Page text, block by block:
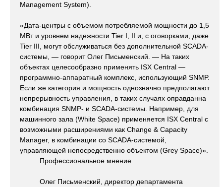
Management System).
«Дата-центры с объемом потребляемой мощности до 1,5
МВт и уровнем надежности Tier I, II и, с оговорками, даже
Tier III, могут обслуживаться без дополнительной SCADA-
системы, — говорит Олег Письменский. — На таких
объектах целесообразно применять ISX Central —
программно-аппаратный комплекс, использующий SNMP.
Если же категория и мощность однозначно предполагают
непрерывность управления, в таких случаях оправданна
комбинация SNMP- и SCADA-системы. Например, для
машинного зала (White Space) применяется ISX Central с
возможными расширениями как Change & Capacity
Manager, в комбинации со SCADA-системой,
управляющей непосредственно объектом (Grey Space)».
Профессиональное мнение
Олег Письменский, директор департамента